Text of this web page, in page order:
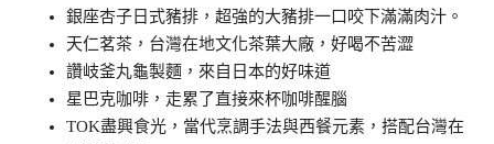
銀座杏子日式豬排，超強的大豬排一口咬下滿滿肉汁。
天仁茗茶，台灣在地文化茶葉大廠，好喝不苦澀
讚岐釜丸龜製麵，來自日本的好味道
星巴克咖啡，走累了直接來杯咖啡醒腦
TOK盡興食光，當代烹調手法與西餐元素，搭配台灣在